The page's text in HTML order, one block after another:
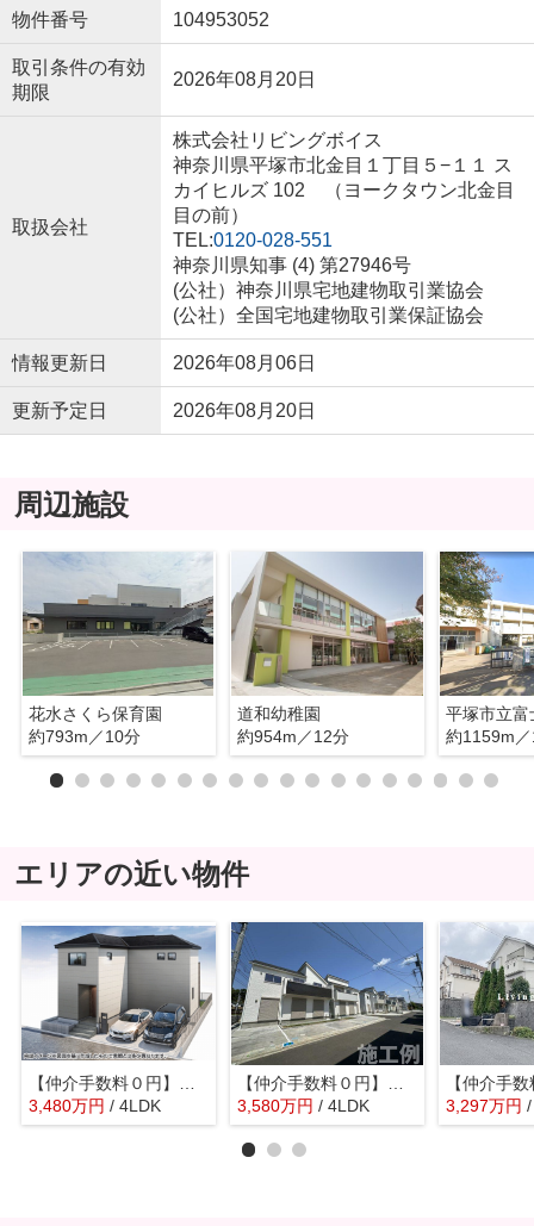
物件番号 104953052
取引条件の有効
期限
2026年08月20日
取扱会社
株式会社リビングボイス
神奈川県平塚市北金目１丁目５−１１ ス
カイヒルズ 102 （ヨークタウン北金目
目の前）
TEL:0120-028-551
神奈川県知事 (4) 第27946号
(公社）神奈川県宅地建物取引業協会
(公社）全国宅地建物取引業保証協会
情報更新日 2026年08月06日
更新予定日 2026年08月20日
周辺施設
花水さくら保育園
約793m／10分
道和幼稚園
約954m／12分
平塚市立富
約1159m
エリアの近い物件
【仲介手数料０円】平塚市城所 新築一戸建て
3,480万円 / 4LDK
【仲介手数料０円】平塚市入野 新築一戸建て 全3棟
3,580万円 / 4LDK 3,297万円